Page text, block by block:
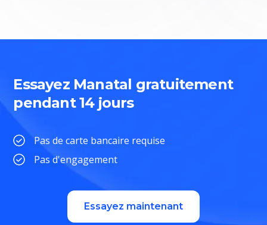
Essayez Manatal gratuitement
pendant 14 jours
Pas de carte bancaire requise
Pas d'engagement
Essayez maintenant